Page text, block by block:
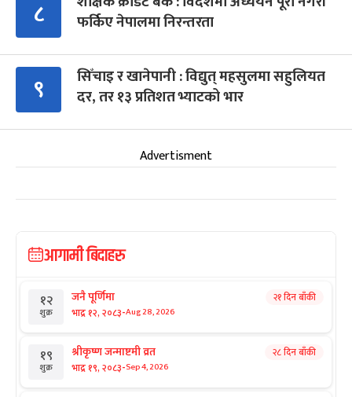
८
फर्किए नेपालमा निरन्तरता
९
सिँचाइ र खानेपानी : विद्युत् महसुलमा सहुलियत
दर, तर १३ प्रतिशत भ्याटको भार
Advertisment
आगामी बिदाहरु
१२
शुक्र
जनै पूर्णिमा
भाद्र १२, २०८३-Aug 28, 2026
२१ दिन बाँकी
१९
शुक्र
श्रीकृष्ण जन्माष्टमी व्रत
भाद्र १९, २०८३-Sep 4, 2026
२८ दिन बाँकी